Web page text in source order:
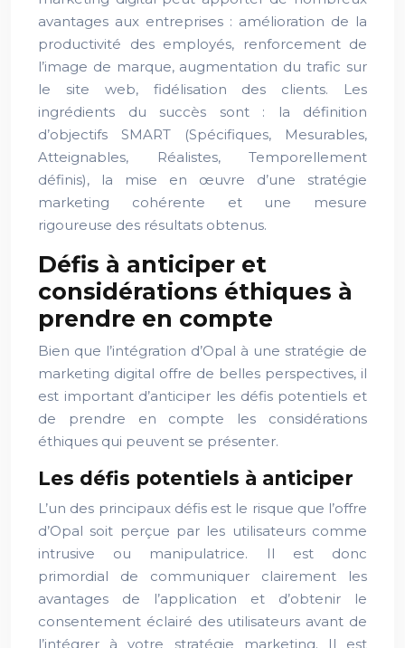
avantages aux entreprises : amélioration de la
productivité des employés, renforcement de
l’image de marque, augmentation du trafic sur
le site web, fidélisation des clients. Les
ingrédients du succès sont : la définition
d’objectifs SMART (Spécifiques, Mesurables,
Atteignables, Réalistes, Temporellement
définis), la mise en œuvre d’une stratégie
marketing cohérente et une mesure
rigoureuse des résultats obtenus.
Défis à anticiper et
considérations éthiques à
prendre en compte
Bien que l’intégration d’Opal à une stratégie de
marketing digital offre de belles perspectives, il
est important d’anticiper les défis potentiels et
de prendre en compte les considérations
éthiques qui peuvent se présenter.
Les défis potentiels à anticiper
L’un des principaux défis est le risque que l’offre
d’Opal soit perçue par les utilisateurs comme
intrusive ou manipulatrice. Il est donc
primordial de communiquer clairement les
avantages de l’application et d’obtenir le
consentement éclairé des utilisateurs avant de
l’intégrer à votre stratégie marketing. Il est